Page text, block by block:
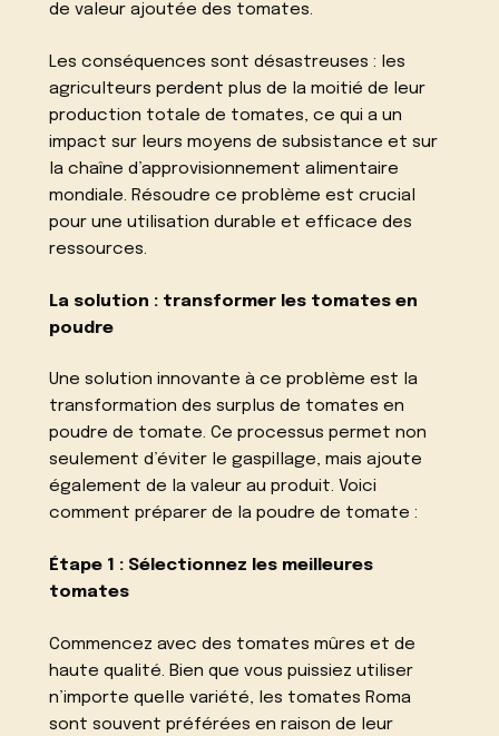
de valeur ajoutée des tomates.
Les conséquences sont désastreuses : les
agriculteurs perdent plus de la moitié de leur
production totale de tomates, ce qui a un
impact sur leurs moyens de subsistance et sur
la chaîne d’approvisionnement alimentaire
mondiale. Résoudre ce problème est crucial
pour une utilisation durable et efficace des
ressources.
La solution : transformer les tomates en
poudre
Une solution innovante à ce problème est la
transformation des surplus de tomates en
poudre de tomate. Ce processus permet non
seulement d’éviter le gaspillage, mais ajoute
également de la valeur au produit. Voici
comment préparer de la poudre de tomate :
Étape 1 : Sélectionnez les meilleures
tomates
Commencez avec des tomates mûres et de
haute qualité. Bien que vous puissiez utiliser
n’importe quelle variété, les tomates Roma
sont souvent préférées en raison de leur